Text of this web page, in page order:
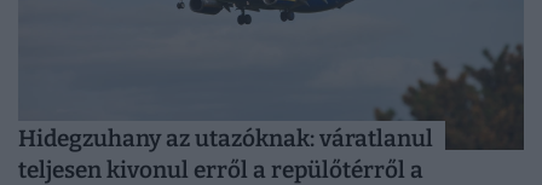
Hidegzuhany az utazóknak: váratlanul
teljesen kivonul erről a repülőtérről a